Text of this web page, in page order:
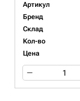
Артикул
Бренд
Склад
Кол-во
Цена